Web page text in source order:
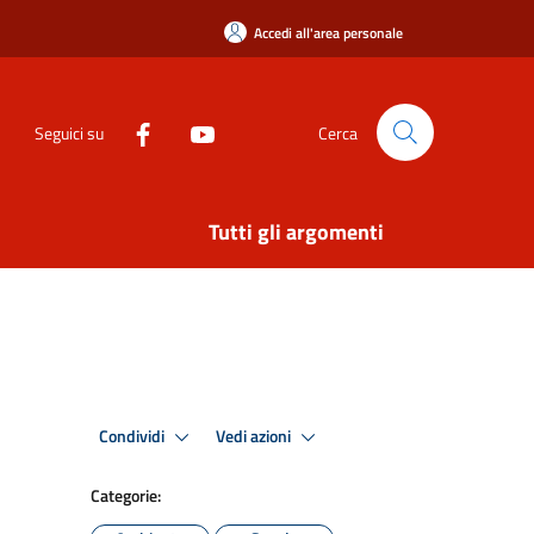
Accedi all'area personale
Seguici su Cerca
Tutti gli argomenti
Condividi Vedi azioni
Categorie: